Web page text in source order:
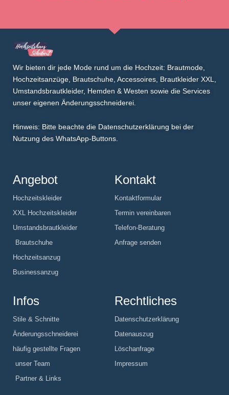
Wir bieten dir jede Mode rund um die Hochzeit: Brautmode,
Hochzeitsanzüge Brautschuhe Accessoires Brautkleider XXL
Umstandsbrautkleider, Hemden & Westen sowie die Services
unser eigenen Änderungsschneiderei
Hinweis: Bitte beachte die Datenschutzerklärung bei der
Nutzung des WhatsApp-Buttons.
Angebot
Hochzeitskleider
XXL Hochzeitskleider
Umstandsbrautkleider
Brautschuhe
Hochzeitsanzug
Businessanzug
Kontakt
Kontaktformular
Termin vereinbaren
Telefon-Beratung
Anfrage senden
Infos
Stile & Schnitte
Änderungsschneiderei
häufig gestellte Fragen
unser Team
Partner & Links
Rechtliches
Datenschutzerklärung
Datenauszug
Löschanfrage
Impressum